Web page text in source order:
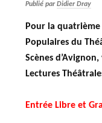
Publié parDidier Dray
Pour la
Populaires du
Scènes
Lectures
Entrée Libre et